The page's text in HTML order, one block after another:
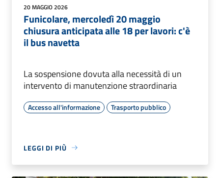
20 MAGGIO 2026
Funicolare, mercoledì 20 maggio
chiusura anticipata alle 18 per lavori: c'è
il bus navetta
La sospensione dovuta alla necessità di un
intervento di manutenzione straordinaria
Accesso all'informazione Trasporto pubblico
LEGGI DI PIÙ